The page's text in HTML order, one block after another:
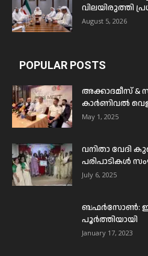
വിലയിരുത്തി
August 5, 2026
POPULAR POSTS
അക്കാദമീസ്
കാർണിവൽ
May 1, 2025
വനിതാ വേദി
പരിപാടികൾ
July 6, 2025
ബഫര്‍സോണ്‍:
പൂര്‍ത്തിയായി
January 17, 2023